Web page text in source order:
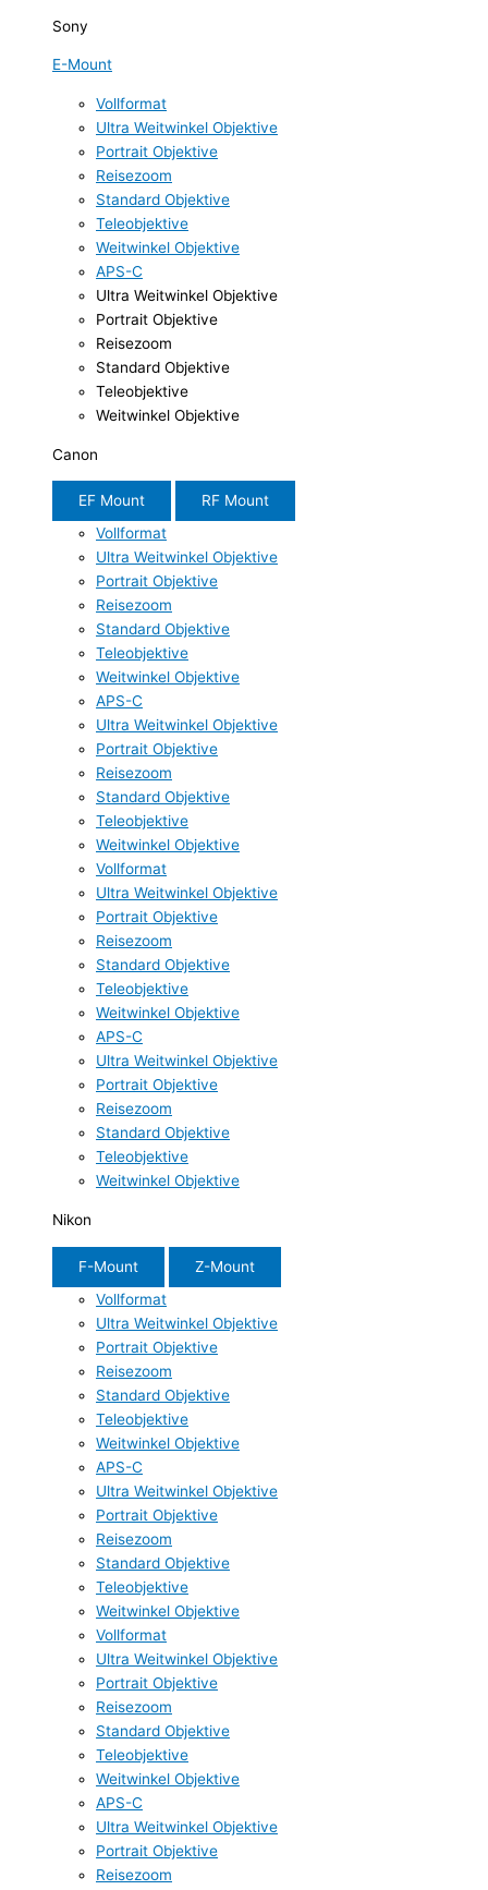
Sony
E-Mount
Vollformat
Ultra Weitwinkel Objektive
Portrait Objektive
Reisezoom
Standard Objektive
Teleobjektive
Weitwinkel Objektive
APS-C
Ultra Weitwinkel Objektive
Portrait Objektive
Reisezoom
Standard Objektive
Teleobjektive
Weitwinkel Objektive
Canon
EF Mount
RF Mount
Vollformat
Ultra Weitwinkel Objektive
Portrait Objektive
Reisezoom
Standard Objektive
Teleobjektive
Weitwinkel Objektive
APS-C
Ultra Weitwinkel Objektive
Portrait Objektive
Reisezoom
Standard Objektive
Teleobjektive
Weitwinkel Objektive
Vollformat
Ultra Weitwinkel Objektive
Portrait Objektive
Reisezoom
Standard Objektive
Teleobjektive
Weitwinkel Objektive
APS-C
Ultra Weitwinkel Objektive
Portrait Objektive
Reisezoom
Standard Objektive
Teleobjektive
Weitwinkel Objektive
Nikon
F-Mount
Z-Mount
Vollformat
Ultra Weitwinkel Objektive
Portrait Objektive
Reisezoom
Standard Objektive
Teleobjektive
Weitwinkel Objektive
APS-C
Ultra Weitwinkel Objektive
Portrait Objektive
Reisezoom
Standard Objektive
Teleobjektive
Weitwinkel Objektive
Vollformat
Ultra Weitwinkel Objektive
Portrait Objektive
Reisezoom
Standard Objektive
Teleobjektive
Weitwinkel Objektive
APS-C
Ultra Weitwinkel Objektive
Portrait Objektive
Reisezoom